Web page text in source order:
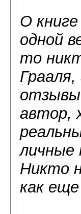
О
одной
то
автор,
личные
Никто
как